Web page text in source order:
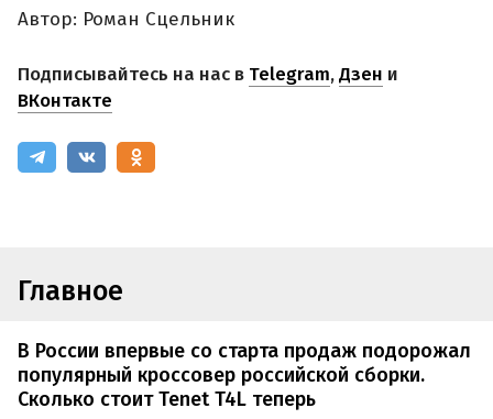
Автор: Роман Сцельник
Подписывайтесь на нас в Telegram,Дзен и
ВКонтакте
Главное
В России впервые со старта продаж подорожал
популярный кроссовер российской сборки.
Сколько стоит Tenet T4L теперь